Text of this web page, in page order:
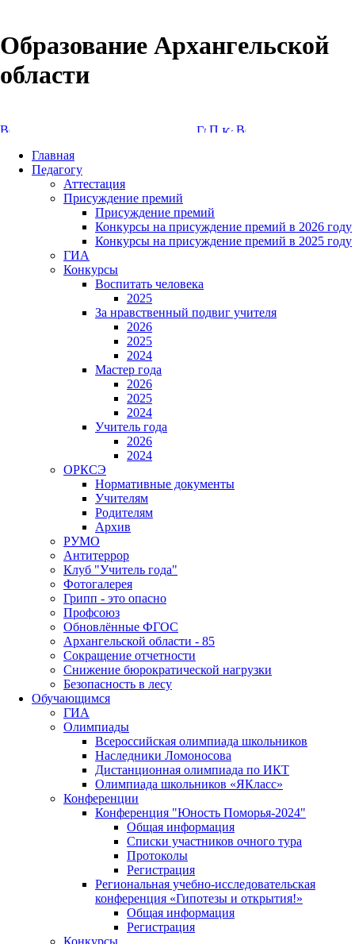
Образование Архангельской
области
Главная
Педагогу
Аттестация
Присуждение премий
Присуждение премий
Конкурсы на присуждение премий в 2026 году
Конкурсы на присуждение премий в 2025 году
ГИА
Конкурсы
Воспитать человека
2025
За нравственный подвиг учителя
2026
2025
2024
Мастер года
2026
2025
2024
Учитель года
2026
2024
ОРКСЭ
Нормативные документы
Учителям
Родителям
Архив
РУМО
Антитеррор
Клуб "Учитель года"
Фотогалерея
Грипп - это опасно
Профсоюз
Обновлённые ФГОС
Архангельской области - 85
Сокращение отчетности
Снижение бюрократической нагрузки
Безопасность в лесу
Обучающимся
ГИА
Олимпиады
Всероссийская олимпиада школьников
Наследники Ломоносова
Дистанционная олимпиада по ИКТ
Олимпиада школьников «ЯКласс»
Конференции
Конференция "Юность Поморья-2024"
Общая информация
Списки участников очного тура
Протоколы
Регистрация
Региональная учебно-исследовательская
конференция «Гипотезы и открытия!»
Общая информация
Регистрация
Конкурсы